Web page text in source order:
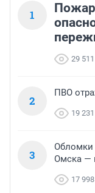
1
29 511
2
ПВО
19 231
3
Обломки
Омска —
17 998